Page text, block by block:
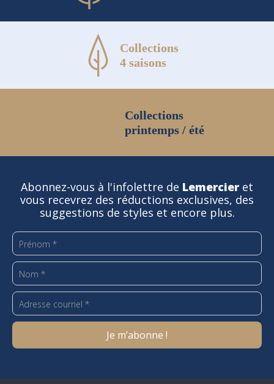
Collections
4 saisons
Collections
printemps / été
Abonnez-vous à l'infolettre de Lemercier et
vous recevrez des réductions exclusives, des
suggestions de styles et encore plus.